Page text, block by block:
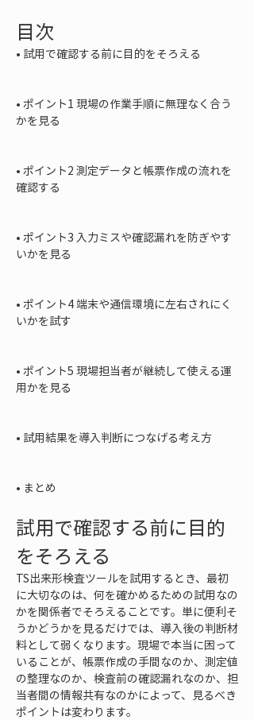
目次
• 試用で確認する前に目的をそろえる
• ポイント1 現場の作業手順に無理なく合う
かを見る
• ポイント2 測定データと帳票作成の流れを
確認する
• ポイント3 入力ミスや確認漏れを防ぎやす
いかを見る
• ポイント4 端末や通信環境に左右されにく
いかを試す
• ポイント5 現場担当者が継続して使える運
用かを見る
• 試用結果を導入判断につなげる考え方
• まとめ
試用で確認する前に目的
をそろえる
TS出来形検査ツールを試用するとき、最初
に大切なのは、何を確かめるための試用なの
かを関係者でそろえることです。単に便利そ
うかどうかを見るだけでは、導入後の判断材
料として弱くなります。現場で本当に困って
いることが、帳票作成の手間なのか、測定値
の整理なのか、検査前の確認漏れなのか、担
当者間の情報共有なのかによって、見るべき
ポイントは変わります。